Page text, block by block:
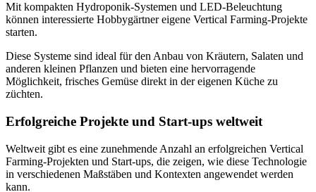
Mit kompakten Hydroponik-Systemen und LED-Beleuchtung
können interessierte Hobbygärtner eigene Vertical Farming-Projekte
starten.
Diese Systeme sind ideal für den Anbau von Kräutern, Salaten und
anderen kleinen Pflanzen und bieten eine hervorragende
Möglichkeit, frisches Gemüse direkt in der eigenen Küche zu
züchten.
Erfolgreiche Projekte und Start-ups weltweit
Weltweit gibt es eine zunehmende Anzahl an erfolgreichen Vertical
Farming-Projekten und Start-ups, die zeigen, wie diese Technologie
in verschiedenen Maßstäben und Kontexten angewendet werden
kann.